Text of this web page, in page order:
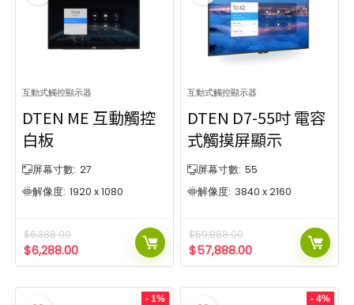
互動式觸控顯示器
DTEN ME 互動觸控
白板
屏幕寸數: 27
解像度: 1920 x 1080
$6,388.00
$6,288.00
互動式觸控顯示器
DTEN D7-55吋 電容
式觸摸屏顯示
屏幕寸數: 55
解像度: 3840 x 2160
$59,888.00
$57,888.00
- 1% - 4%